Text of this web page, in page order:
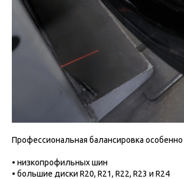
Профессиональная балансировка
• низкопрофильных шин
• большие диски R20, R21, R22, R23 и R24